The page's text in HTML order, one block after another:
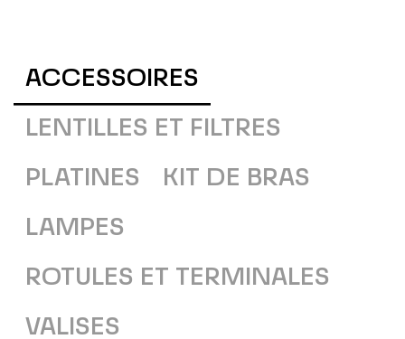
ACCESSOIRES
LENTILLES ET FILTRES
PLATINES KIT DE BRAS
LAMPES
ROTULES ET TERMINALES
VALISES